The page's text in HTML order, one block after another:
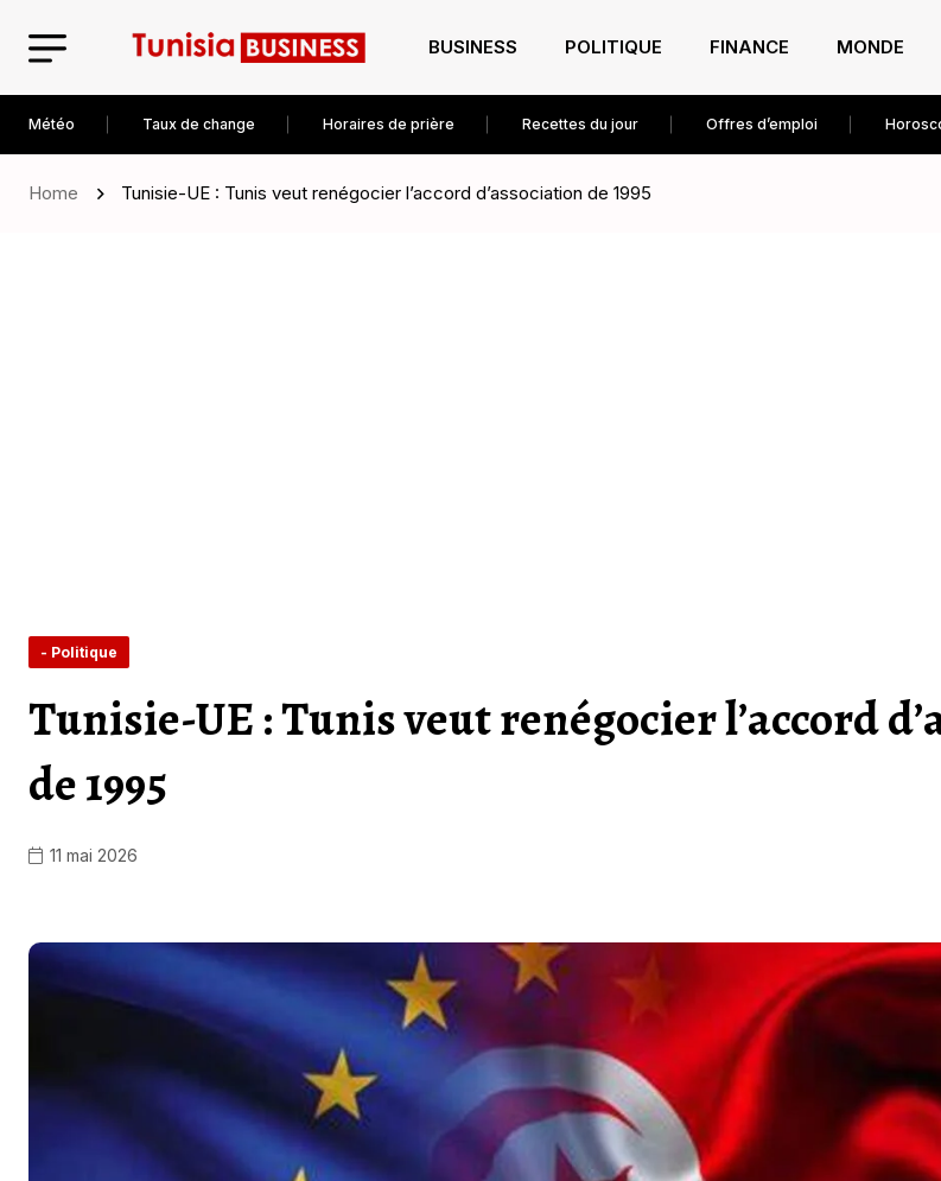
BUSINESS POLITIQUE FINANCE MONDE
Météo Taux de change Horaires de prière Recettes du jour Offres d’emploi
Home Tunisie-UE : Tunis veut renégocier l’accord d’association de 1995
- Politique
Tunisie-UE : Tunis veut renégocier l’accord
de 1995
11 mai 2026